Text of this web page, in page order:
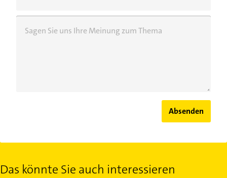
Sagen Sie uns Ihre Meinung zum Thema
Absenden
Das könnte Sie auch interessieren